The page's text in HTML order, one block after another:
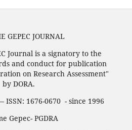
GEPEC JOURNAL
Journal is a signatory to the
and conduct for publication
on Research Assessment"
by DORA.
ISSN: 1676-0670 - since 1996
Gepec- PGDRA